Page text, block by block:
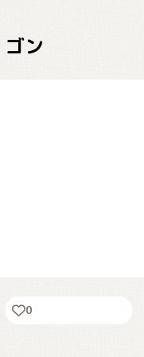
ゴン
0